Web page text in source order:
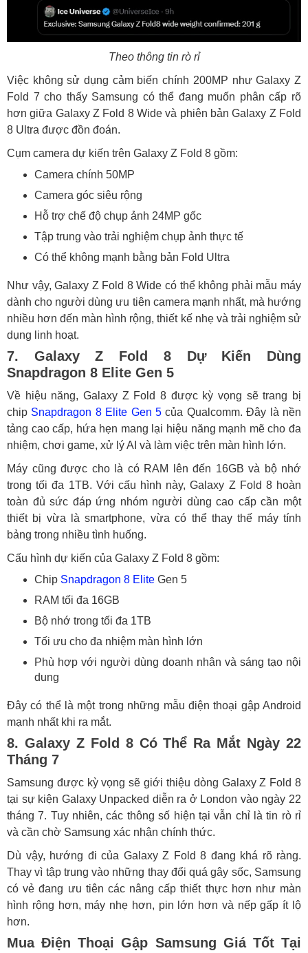
Theo thông tin rò rỉ
Việc không sử dụng cảm biến chính 200MP như Galaxy Z
Fold 7 cho thấy Samsung có thể đang muốn phân cấp rõ
hơn giữa Galaxy Z Fold 8 Wide và phiên bản Galaxy Z Fold
8 Ultra được đồn đoán.
Cụm camera dự kiến trên Galaxy Z Fold 8 gồm:
Camera chính 50MP
Camera góc siêu rộng
Hỗ trợ chế độ chụp ảnh 24MP gốc
Tập trung vào trải nghiệm chụp ảnh thực tế
Có thể không mạnh bằng bản Fold Ultra
Như vậy, Galaxy Z Fold 8 Wide có thể không phải mẫu máy
dành cho người dùng ưu tiên camera mạnh nhất, mà hướng
nhiều hơn đến màn hình rộng, thiết kế nhẹ và trải nghiệm sử
dụng linh hoạt.
7. Galaxy Z Fold 8 Dự Kiến Dùng
Snapdragon 8 Elite Gen 5
Về hiệu năng, Galaxy Z Fold 8 được kỳ vọng sẽ trang bị
chip Snapdragon 8 Elite Gen 5 của Qualcomm. Đây là nền
tảng cao cấp, hứa hẹn mang lại hiệu năng mạnh mẽ cho đa
nhiệm, chơi game, xử lý AI và làm việc trên màn hình lớn.
Máy cũng được cho là có RAM lên đến 16GB và bộ nhớ
trong tối đa 1TB. Với cấu hình này, Galaxy Z Fold 8 hoàn
toàn đủ sức đáp ứng nhóm người dùng cao cấp cần một
thiết bị vừa là smartphone, vừa có thể thay thế máy tính
bảng trong nhiều tình huống.
Cấu hình dự kiến của Galaxy Z Fold 8 gồm:
Chip Snapdragon 8 Elite Gen 5
RAM tối đa 16GB
Bộ nhớ trong tối đa 1TB
Tối ưu cho đa nhiệm màn hình lớn
Phù hợp với người dùng doanh nhân và sáng tạo nội
dung
Đây có thể là một trong những mẫu điện thoại gập Android
mạnh nhất khi ra mắt.
8. Galaxy Z Fold 8 Có Thể Ra Mắt Ngày 22
Tháng 7
Samsung được kỳ vọng sẽ giới thiệu dòng Galaxy Z Fold 8
tại sự kiện Galaxy Unpacked diễn ra ở London vào ngày 22
tháng 7. Tuy nhiên, các thông số hiện tại vẫn chỉ là tin rò rỉ
và cần chờ Samsung xác nhận chính thức.
Dù vậy, hướng đi của Galaxy Z Fold 8 đang khá rõ ràng.
Thay vì tập trung vào những thay đổi quá gây sốc, Samsung
có vẻ đang ưu tiên các nâng cấp thiết thực hơn như màn
hình rộng hơn, máy nhẹ hơn, pin lớn hơn và nếp gấp ít lộ
hơn.
Mua Điện Thoại Gập Samsung Giá Tốt Tại